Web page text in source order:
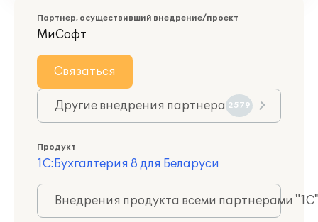
Партнер, осуществивший внедрение/проект
МиСофт
Связаться
Другие внедрения партнера 2579
Продукт
1С:Бухгалтерия 8 для Беларуси
Внедрения продукта всеми партнерами